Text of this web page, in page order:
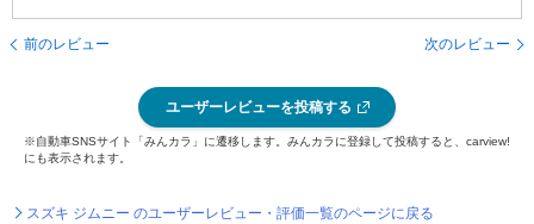
前のレビュー 次のレビュー
ユーザーレビューを投稿する
※自動車SNSサイト「みんカラ」に遷移します。みんカラに登録して投稿すると、carview!
にも表示されます。
スズキ ジムニー のユーザーレビュー・評価一覧のページに戻る